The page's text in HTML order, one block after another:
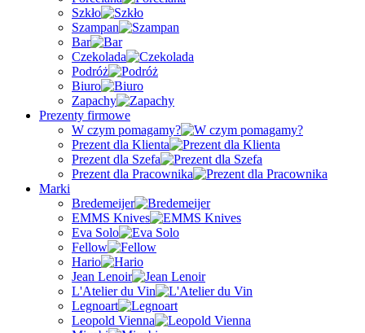
Szkło
Szampan
Bar
Czekolada
Podróż
Biuro
Zapachy
Prezenty firmowe
W czym pomagamy?
Prezent dla Klienta
Prezent dla Szefa
Prezent dla Pracownika
Marki
Bredemeijer
EMMS Knives
Eva Solo
Fellow
Hario
Jean Lenoir
L'Atelier du Vin
Legnoart
Leopold Vienna